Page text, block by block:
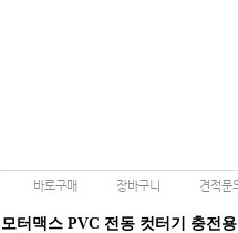
바로구매 장바구니 견적문
모터맥스 PVC 전동 컷터기 충전용